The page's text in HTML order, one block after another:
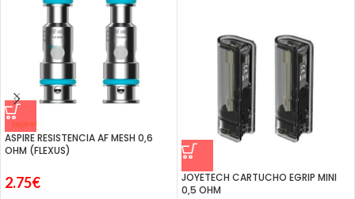
ASPIRE RESISTENCIA AF MESH 0,6
OHM (FLEXUS)
2.75€
JOYETECH CARTUCHO EGRIP MINI
0,5 OHM